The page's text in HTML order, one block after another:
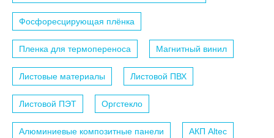
Фосфоресцирующая плёнка
Пленка для термопереноса Магнитный винил
Листовые материалы Листовой ПВХ
Листовой ПЭТ Оргстекло
Алюминиевые композитные панели АКП Altec